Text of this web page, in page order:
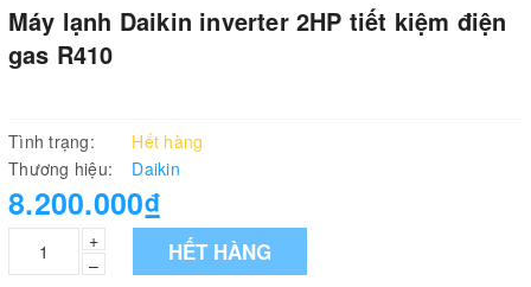
Máy lạnh Daikin inverter 2HP tiết kiệm điện
gas R410
Tình trạng:
Hết hàng
Thương hiệu:
Daikin
8.200.000₫
+
–
HẾT HÀNG